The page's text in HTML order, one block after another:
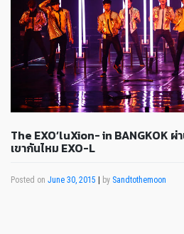
The EXO’luXion- in BANGKOK
เขากันไหม EXO-L
Posted on June 30, 2015 | by Sandtothemoon